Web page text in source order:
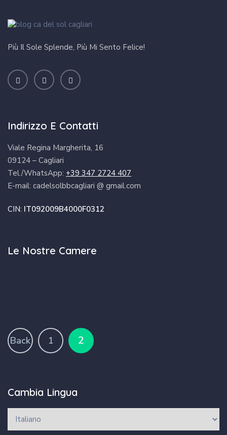
Più Il Sole Splende, Più Mi Sento Felice!
Indirizzo E Contatti
Viale Regina Margherita, 16
09124 – Cagliari
Tel./WhatsApp: +39 347 2724 407
E-mail: cadelsolbbcagliari @ gmail.com
CIN: IT092009B4000F0312
Le Nostre Camere
Back 1 2
Cambia Lingua